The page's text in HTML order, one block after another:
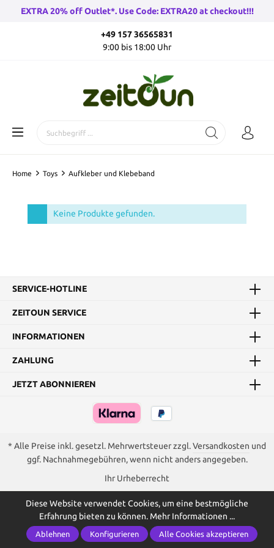
EXTRA 20% off Outlet*. Use Code: EXTRA20 at checkout!!!
+49 157 36565831
9:00 bis 18:00 Uhr
Home Toys Aufkleber und Klebeband
Keine Produkte gefunden.
SERVICE-HOTLINE
ZEITOUN SERVICE
INFORMATIONEN
ZAHLUNG
JETZT ABONNIEREN
* Alle Preise inkl. gesetzl. Mehrwertsteuer zzgl.Versandkosten und
ggf. Nachnahmegebühren, wenn nicht anders angegeben.
Ihr Urheberrecht
Diese Website verwendet Cookies, um eine bestmögliche
Erfahrung bieten zu können. Mehr Informationen ...
Ablehnen Konfigurieren Alle Cookies akzeptieren